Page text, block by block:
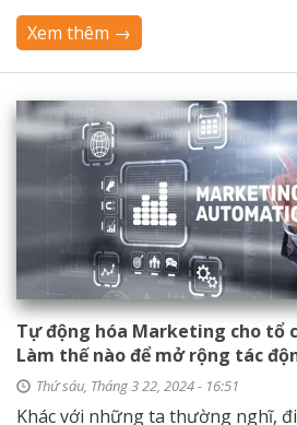
Xem thêm →
Tự động hóa Marketing cho tổ
Làm thế nào để mở rộng tác
Thứ sáu, Tháng 3 22, 2024 - 16:51
Khác với những ta thường nghĩ,